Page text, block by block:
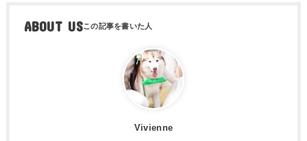
ABOUT US
Vivienne